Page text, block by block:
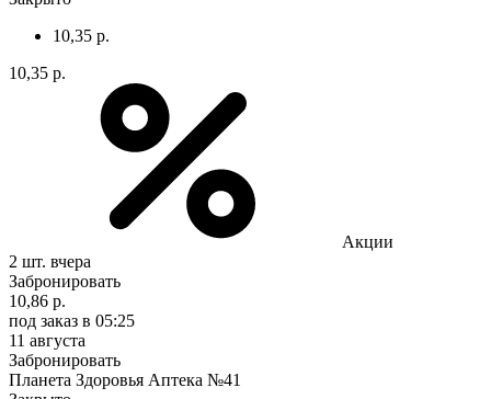
10,35 р.
10,35 р.
Акции
2 шт. вчера
Забронировать
10,86 р.
под заказ в 05:25
11 августа
Забронировать
Планета Здоровья Аптека №41